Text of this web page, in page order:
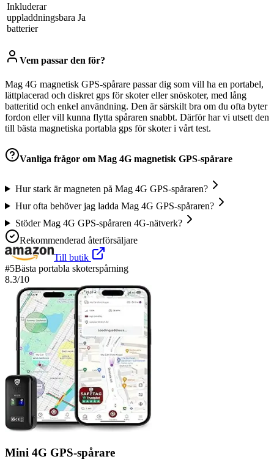
Inkluderar
uppladdningsbara
batterier
‎Ja
Vem passar den för?
Mag 4G magnetisk GPS-spårare passar dig som vill ha en portabel,
lättplacerad och diskret gps för skoter eller snöskoter, med lång
batteritid och enkel användning. Den är särskilt bra om du ofta byter
fordon eller vill kunna flytta spåraren snabbt. Därför har vi utsett den
till bästa magnetiska portabla gps för skoter i vårt test.
Vanliga frågor om Mag 4G magnetisk GPS-spårare
Hur stark är magneten på Mag 4G GPS-spåraren?
Hur ofta behöver jag ladda Mag 4G GPS-spåraren?
Stöder Mag 4G GPS-spåraren 4G-nätverk?
Rekommenderad återförsäljare
Till butik
#5Bästa portabla skoterspårning
8.3/10
Mini 4G GPS-spårare